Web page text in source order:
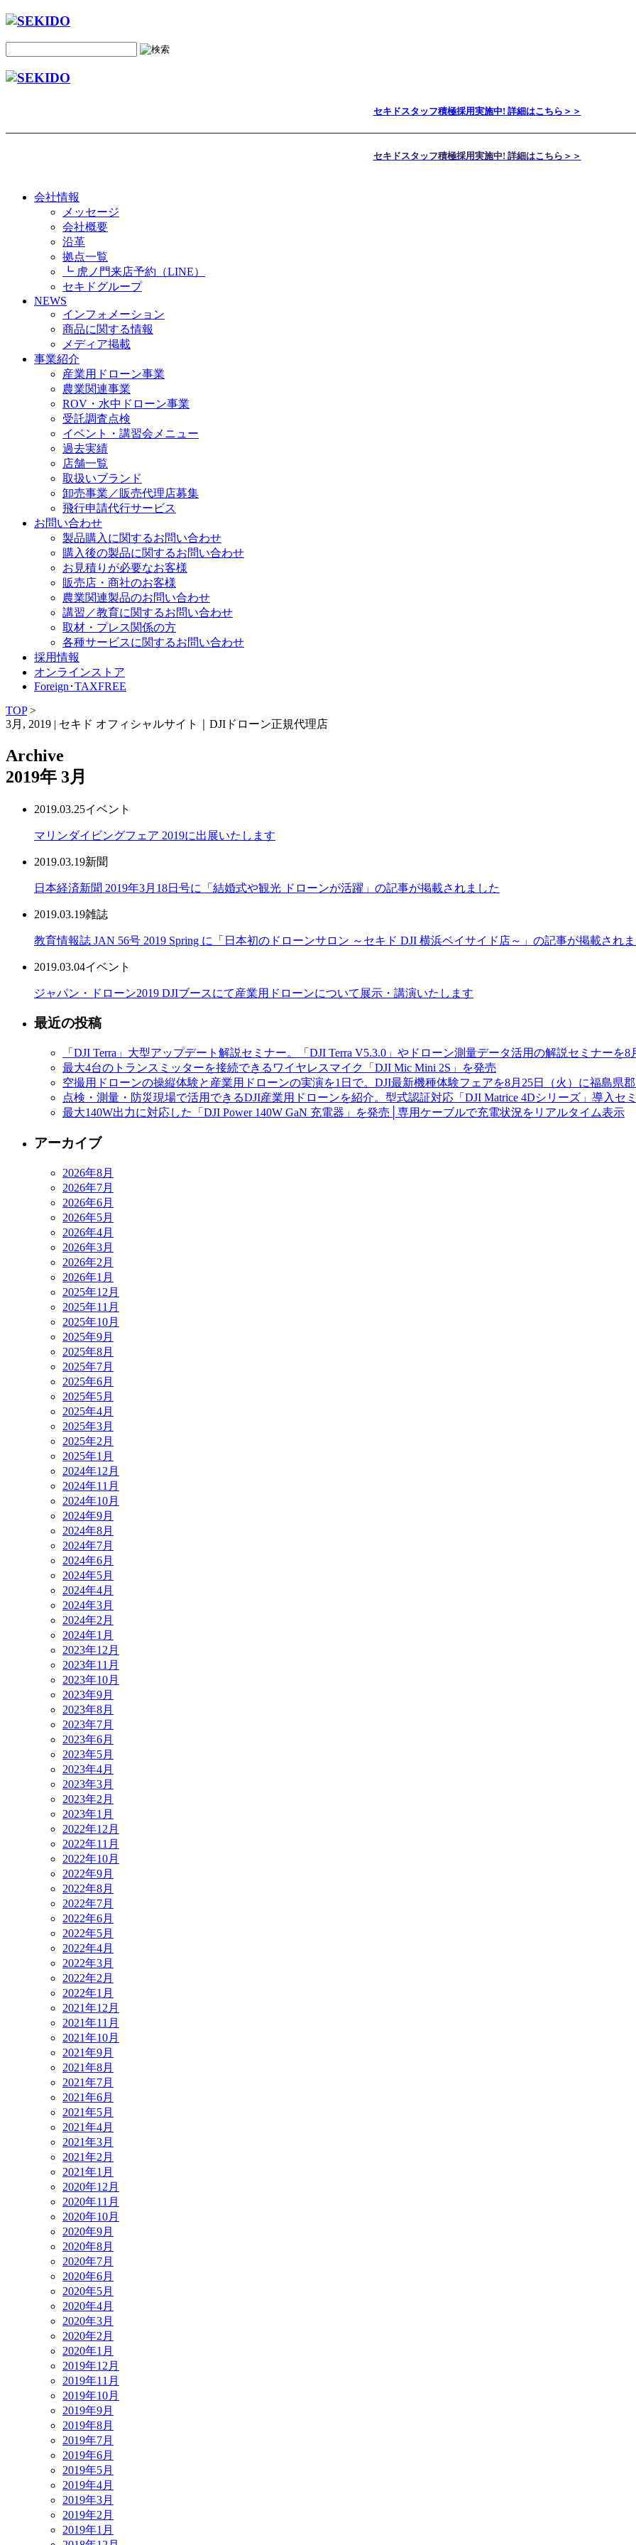
セキドスタッフ積極採用実施中! 詳細はこちら＞＞
セキドスタッフ積極採用実施中! 詳細はこちら＞＞
会社情報
メッセージ
会社概要
沿革
拠点一覧
┗ 虎ノ門来店予約（LINE）
セキドグループ
NEWS
インフォメーション
商品に関する情報
メディア掲載
事業紹介
産業用ドローン事業
農業関連事業
ROV・水中ドローン事業
受託調査点検
イベント・講習会メニュー
過去実績
店舗一覧
取扱いブランド
卸売事業／販売代理店募集
飛行申請代行サービス
お問い合わせ
製品購入に関するお問い合わせ
購入後の製品に関するお問い合わせ
お見積りが必要なお客様
販売店・商社のお客様
農業関連製品のお問い合わせ
講習／教育に関するお問い合わせ
取材・プレス関係の方
各種サービスに関するお問い合わせ
採用情報
オンラインストア
Foreign･TAXFREE
TOP>
3月, 2019 | セキド オフィシャルサイト｜DJIドローン正規代理店
Archive
2019年 3月
2019.03.25イベント
マリンダイビングフェア 2019に出展いたします
2019.03.19新聞
日本経済新聞 2019年3月18日号に「結婚式や観光 ドローンが活躍」の記事が掲載されました
2019.03.19雑誌
教育情報誌 JAN 56号 2019 Spring に「日本初のドローンサロン ～セキド DJI 横浜ベイサイド店～」の記事が掲載され
2019.03.04イベント
ジャパン・ドローン2019 DJIブースにて産業用ドローンについて展示・講演いたします
最近の投稿
「DJI Terra」大型アップデート解説セミナー。「DJI Terra V5.3.0」やドローン測量データ活用の解説セミナーを
最大4台のトランスミッターを接続できるワイヤレスマイク「DJI Mic Mini 2S」を発売
空撮用ドローンの操縦体験と産業用ドローンの実演を1日で。DJI最新機種体験フェアを8月25日（火）に福島県
点検・測量・防災現場で活用できるDJI産業用ドローンを紹介。型式認証対応「DJI Matrice 4Dシリーズ」導入セ
最大140W出力に対応した「DJI Power 140W GaN 充電器」を発売│専用ケーブルで充電状況をリアルタイム表示
アーカイブ
2026年8月
2026年7月
2026年6月
2026年5月
2026年4月
2026年3月
2026年2月
2026年1月
2025年12月
2025年11月
2025年10月
2025年9月
2025年8月
2025年7月
2025年6月
2025年5月
2025年4月
2025年3月
2025年2月
2025年1月
2024年12月
2024年11月
2024年10月
2024年9月
2024年8月
2024年7月
2024年6月
2024年5月
2024年4月
2024年3月
2024年2月
2024年1月
2023年12月
2023年11月
2023年10月
2023年9月
2023年8月
2023年7月
2023年6月
2023年5月
2023年4月
2023年3月
2023年2月
2023年1月
2022年12月
2022年11月
2022年10月
2022年9月
2022年8月
2022年7月
2022年6月
2022年5月
2022年4月
2022年3月
2022年2月
2022年1月
2021年12月
2021年11月
2021年10月
2021年9月
2021年8月
2021年7月
2021年6月
2021年5月
2021年4月
2021年3月
2021年2月
2021年1月
2020年12月
2020年11月
2020年10月
2020年9月
2020年8月
2020年7月
2020年6月
2020年5月
2020年4月
2020年3月
2020年2月
2020年1月
2019年12月
2019年11月
2019年10月
2019年9月
2019年8月
2019年7月
2019年6月
2019年5月
2019年4月
2019年3月
2019年2月
2019年1月